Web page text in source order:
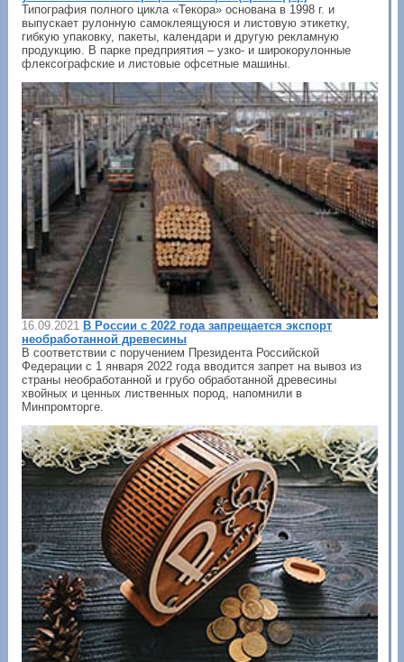
Типография полного цикла «Текора» основана в 1998 г. и
выпускает рулонную самоклеящуюся и листовую этикетку,
гибкую упаковку, пакеты, календари и другую рекламную
продукцию. В парке предприятия – узко- и широкорулонные
флексографские и листовые офсетные машины.
16.09.2021 В России с 2022 года запрещается экспорт
необработанной древесины
В соответствии с поручением Президента Российской
Федерации с 1 января 2022 года вводится запрет на вывоз из
страны необработанной и грубо обработанной древесины
хвойных и ценных лиственных пород, напомнили в
Минпромторге.